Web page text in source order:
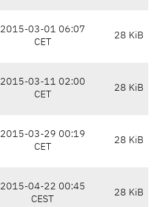
2015-03-01 06:07
CET
28 KiB
2015-03-11 02:00
CET
28 KiB
2015-03-29 00:19
CET
28 KiB
2015-04-22 00:45
CEST
28 KiB